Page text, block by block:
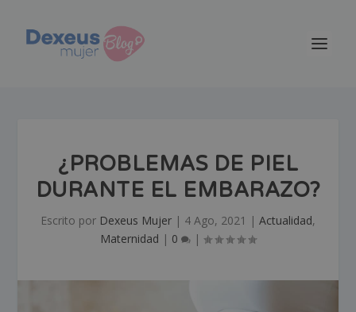
¿PROBLEMAS DE PIEL
DURANTE EL EMBARAZO?
Escrito por Dexeus Mujer | 4 Ago, 2021 | Actualidad,
Maternidad | 0 |